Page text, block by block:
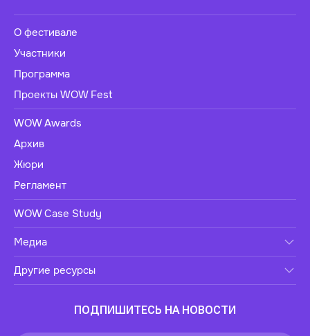
О фестивале
Участники
Программа
Проекты WOW Fest
WOW Awards
Архив
Жюри
Регламент
WOW Case Study
Медиа
Другие ресурсы
ПОДПИШИТЕСЬ НА НОВОСТИ